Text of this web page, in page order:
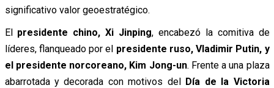
significativo valor geoestratégico.
El presidente chino, Xi Jinping, encabezó la comitiva de
líderes, flanqueado por el presidente ruso, Vladimir Putin, y
el presidente norcoreano, Kim Jong-un. Frente a una plaza
abarrotada y decorada con motivos del Día de la Victoria